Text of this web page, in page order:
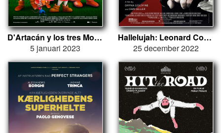
D'Artacán y los tres Mosqueperros
5 januari 2023
Hallelujah: Leonard Cohen, a Journey, a Song
25 december 2022